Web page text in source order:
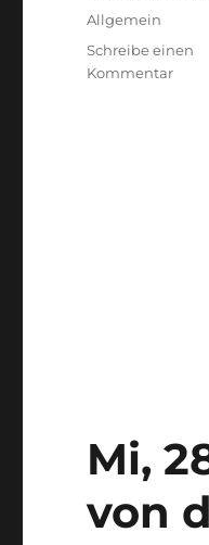
am
Kategorien
Allgemein
Schreibe einen
Kommentarzu
Mi,
von